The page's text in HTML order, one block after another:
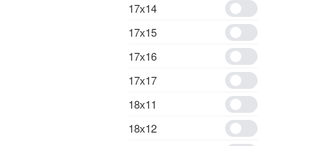
17х14
17х15
17х16
17х17
18х11
18х12